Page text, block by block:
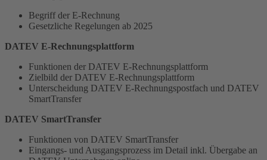
Begriff der E-Rechnung
Gesetzliche Regelungen ab 2025
DATEV E-Rechnungsplattform
Funktionen der DATEV E-Rechnungsplattform
Zielbild der DATEV E-Rechnungsplattform
Unterscheidung DATEV E-Rechnungspostfach und DATEV
SmartTransfer
DATEV SmartTransfer
Funktionen von DATEV SmartTransfer
Eingangs- und Ausgangsprozess im Detail inkl. Übergabe an